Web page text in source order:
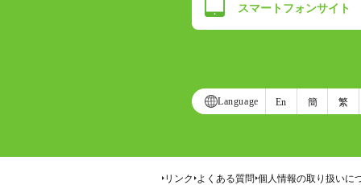
スマートフォンサイト
Language En 簡 繁
リンク よくある質問 個人情報の取り扱いに